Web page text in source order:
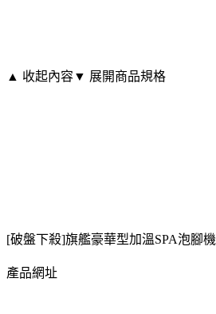
▲ 收起內容▼ 展開商品規格
[破盤下殺]旗艦豪華型加溫SPA泡腳機
產品網址